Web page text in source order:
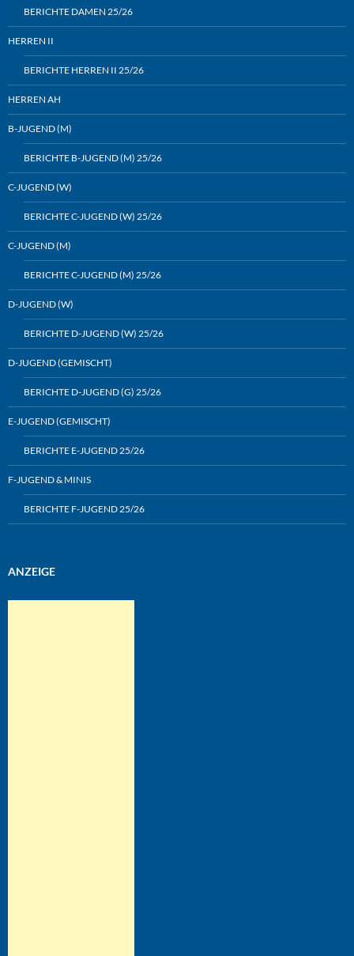
BERICHTE DAMEN 25/26
HERREN II
BERICHTE HERREN II 25/26
HERREN AH
B-JUGEND (M)
BERICHTE B-JUGEND (M) 25/26
C-JUGEND (W)
BERICHTE C-JUGEND (W) 25/26
C-JUGEND (M)
BERICHTE C-JUGEND (M) 25/26
D-JUGEND (W)
BERICHTE D-JUGEND (W) 25/26
D-JUGEND (GEMISCHT)
BERICHTE D-JUGEND (G) 25/26
E-JUGEND (GEMISCHT)
BERICHTE E-JUGEND 25/26
F-JUGEND & MINIS
BERICHTE F-JUGEND 25/26
ANZEIGE